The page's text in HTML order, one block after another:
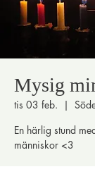
Mysig
tis 03 feb.
  |
En härlig stund
människor <3